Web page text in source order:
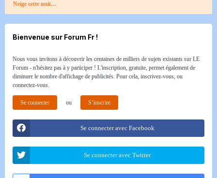
Neige cette nuit…
Bienvenue sur Forum Fr !
Nous vous invitons à découvrir les centaines de milliers de sujets existants sur LE
Forum - n'hésitez pas à y participer ! L'inscription, gratuite, permet également de
diminuer le nombre d'affichage de publicités. Pour cela, inscrivez-vous, ou
connectez-vous.
Se connecter ou S’inscrire
Se connecter avec Facebook
Se connecter avec Twitter